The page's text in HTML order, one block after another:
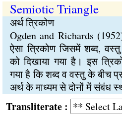
Semiotic Triangle
अर्थ त्रिकोण
Ogden and Richards (1952)
ऐसा त्रिकोण जिसमें शब्द,
को दिखाया गया है। इस
गया है कि शब्द व वस्तु के बीच
अर्थ के माध्यम से दोनों में संबंध
: